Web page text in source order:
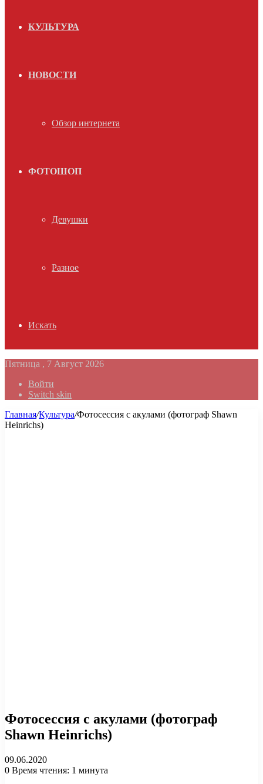
КУЛЬТУРА
НОВОСТИ
Обзор интернета
ФОТОШОП
Девушки
Разное
Искать
Пятница , 7 Август 2026
Войти
Switch skin
Главная/Культура/Фотосессия с акулами (фотограф Shawn
Heinrichs)
Фотосессия с акулами (фотограф
Shawn Heinrichs)
09.06.2020
0 Время чтения: 1 минута